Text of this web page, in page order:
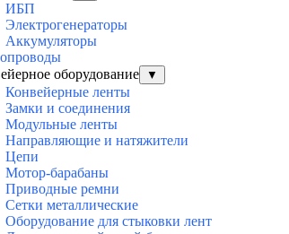
ИБП
Электрогенераторы
Аккумуляторы
оборудование
▼
Конвейерные ленты
Замки и соединения
Модульные ленты
Направляющие и натяжители
Цепи
Мотор-барабаны
Приводные ремни
Сетки металлические
Оборудование для стыковки лент